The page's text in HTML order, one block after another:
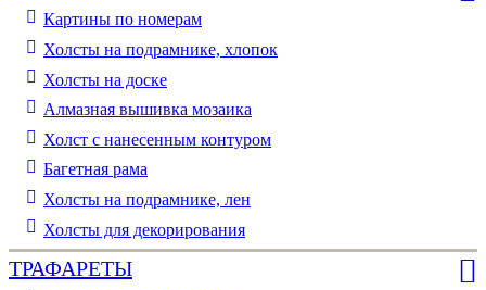
Картины по номерам
Холсты на подрамнике, хлопок
Холсты на доске
Алмазная вышивка мозаика
Холст с нанесенным контуром
Багетная рама
Холсты на подрамнике, лен
Холсты для декорирования
ТРАФАРЕТЫ